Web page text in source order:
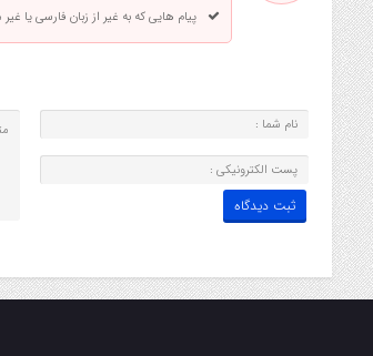
پیام هایی که به غیر از زبان فارسی یا